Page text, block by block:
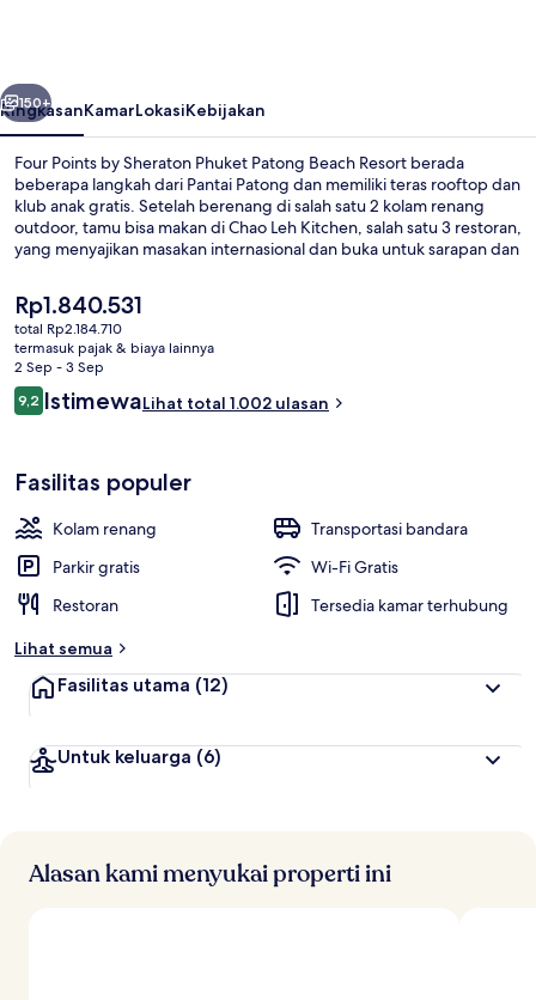
Patong
Beach
Resort
Berikutnya
150+
RingkasanKamarLokasiKebijakan
Four Points by Sheraton Phuket Patong Beach Resort berada
beberapa langkah dari Pantai Patong dan memiliki teras rooftop dan
klub anak gratis. Setelah berenang di salah satu 2 kolam renang
outdoor, tamu bisa makan di Chao Leh Kitchen, salah satu 3 restoran,
yang menyajikan masakan internasional dan buka untuk sarapan dan
kolam renang, dan pusat kebugaran 24 jam. Para traveler menyukai
kolam renang dan staf.
Harga
saat
ini
Rp1.840.531
Rp1.840.531
total Rp2.184.710
termasuk pajak & biaya lainnya
2 Sep - 3 Sep
Ulasan
9,29,2 dari 10
IstimewaLihat total 1.002 ulasan
Fasilitas populer
Kolam renang
Transportasi bandara
Parkir gratis
Wi-Fi Gratis
Restoran
Tersedia kamar terhubung
Lihat semua
Fasilitas utama (12)
Untuk keluarga (6)
Alasan kami menyukai properti ini